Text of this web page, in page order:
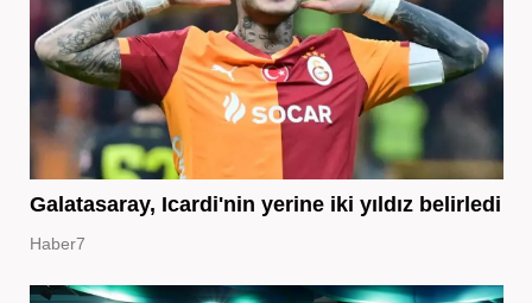
Galatasaray, Icardi'nin yerine iki yıldız belirledi
Haber7